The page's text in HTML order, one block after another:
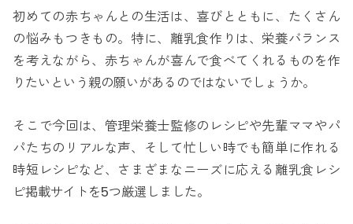
初めての赤ちゃんとの生活は、喜びとともに、たくさん
の悩みもつきもの。特に、離乳食作りは、栄養バランス
を考えながら、赤ちゃんが喜んで食べてくれるものを作
りたいという親の願いがあるのではないでしょうか。
そこで今回は、管理栄養士監修のレシピや先輩ママやパ
パたちのリアルな声、そして忙しい時でも簡単に作れる
時短レシピなど、さまざまなニーズに応える離乳食レシ
ピ掲載サイトを5つ厳選しました。